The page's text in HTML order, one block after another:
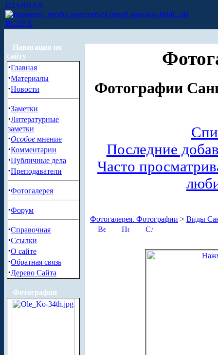
ГЛАВНАЯ
МЫСЛИ
ВСЛУХ
Навигация по
сайту
·Главная
·Материалы
·Новости
·Заметки
·Литературные
заметки
·Особое мнение
·Комментарии
·Публичные дела
·Преподаватели
·Фотогалерея
·Форум
·Справочная
·Ссылки
·О сайте
·Обратная связь
·Дерево Сайта
Фотографии
Фотографии
Последние
Часто
Фотогалерея. Фотографии > Виды